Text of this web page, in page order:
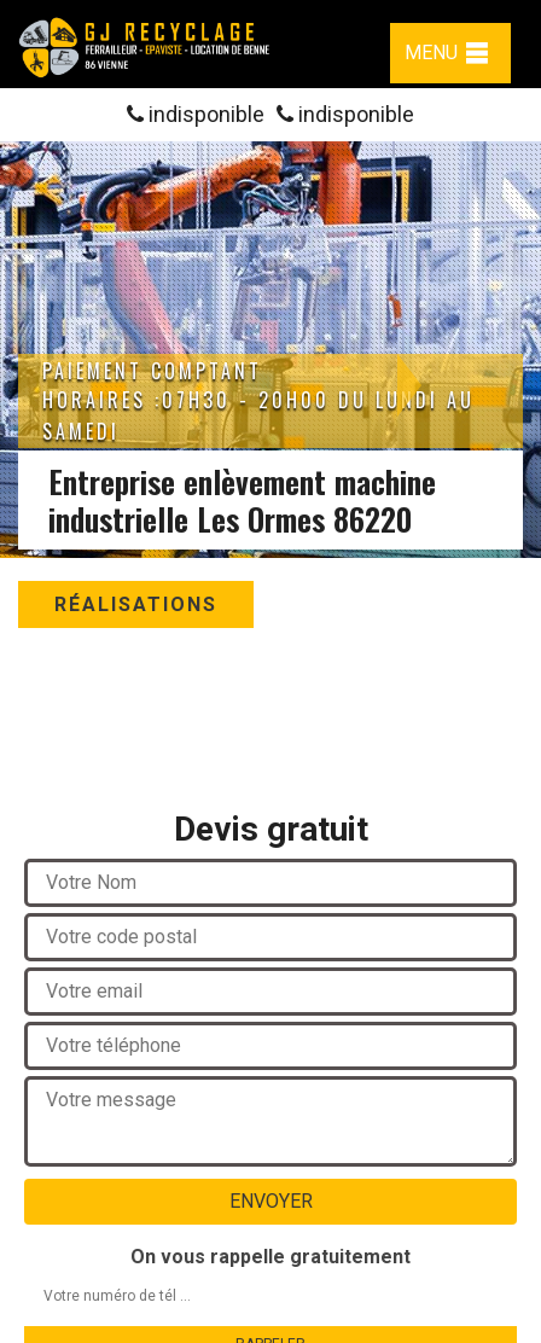
MENU
indisponible indisponible
PAIEMENT COMPTANT
HORAIRES :07H30 - 20H00 DU LUNDI AU
SAMEDI
Entreprise enlèvement machine
industrielle Les Ormes 86220
RÉALISATIONS
Devis gratuit
On vous rappelle gratuitement